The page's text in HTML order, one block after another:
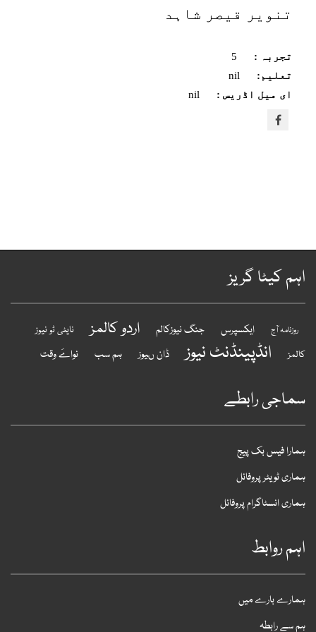
تنویر قیصر شاہد
تجربہ :
تعلیم:
ای میل اڈریس :
کیٹا گریز
روزنامہ آج ایکسپرس جنگ نیوزکالم اردو کالمز
نایٹی ٹو نیوز
انڈپینڈنٹ نیوز ڈان ںیوز ہم سب نواےَ وقت
رابطے
فیس بک پیج
ٹویٹر پروفائل
انسٹاگرام پروفائل
روابط
بارے میں
سے رابطہ